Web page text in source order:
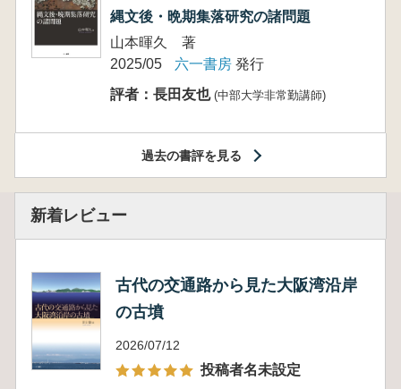
縄文後・晩期集落研究の諸問題
山本暉久 著
2025/05
六一書房 発行
評者：長田友也 (中部大学非常勤講師)
過去の書評を見る
新着レビュー
古代の交通路から見た大阪湾沿岸
の古墳
2026/07/12
投稿者名未設定